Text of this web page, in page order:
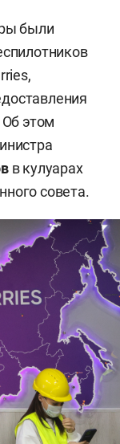
были
Об этом
в кулуарах
совета.